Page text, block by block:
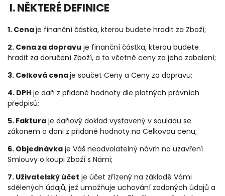
I. NĚKTERÉ DEFINICE
1. Cenaje finanční částka, kterou budete hradit za Zboží;
2. Cena za dopravu je finanční částka, kterou budete
hradit za doručení Zboží, a to včetně ceny za jeho zabalení;
3. Celková cenaje součet Ceny a Ceny za dopravu;
4. DPH je daň z přidané hodnoty dle platných právních
předpisů;
5. Faktura je daňový doklad vystavený v souladu se
zákonem o dani z přidané hodnoty na Celkovou cenu;
6. Objednávka je Váš neodvolatelný návrh na uzavření
Smlouvy o koupi Zboží s Námi;
7. Uživatelský účet je účet zřízený na základě Vámi
sdělených údajů, jež umožňuje uchování zadaných údajů a